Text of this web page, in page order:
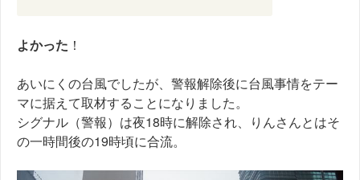
よかった ！
あいにくの台風でしたが、警報解除後に台風事情をテー
マに据えて取材することになりました。
シグナル（警報）は夜18時に解除され、りんさんとはそ
の一時間後の19時頃に合流。